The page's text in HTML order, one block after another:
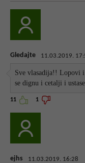
Gledajte 11.03.2019.
Sve vlasadija!! Lopovi i
se dignu i cetalji i
11 1
ejhs 11.03.2019. 16:28